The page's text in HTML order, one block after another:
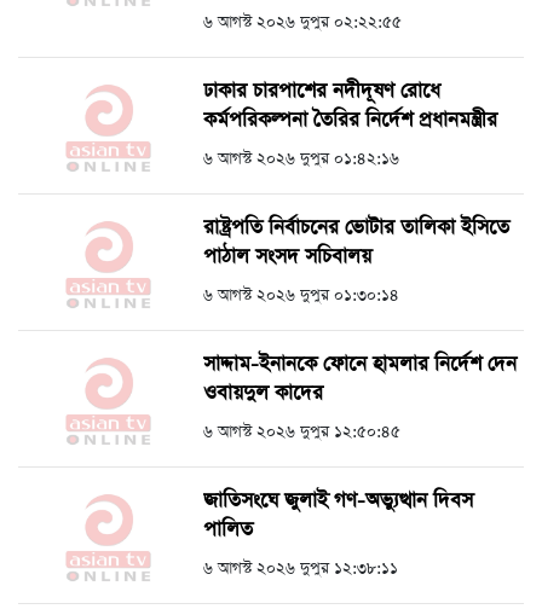
৬ আগস্ট ২০২৬ দুপুর ০২:২২:৫৫
ঢাকার চারপাশের নদীদূষণ রোধে
কর্মপরিকল্পনা তৈরির নির্দেশ প্রধানমন্ত্রীর
৬ আগস্ট ২০২৬ দুপুর ০১:৪২:১৬
রাষ্ট্রপতি নির্বাচনের ভোটার তালিকা ইসিতে
পাঠাল সংসদ সচিবালয়
৬ আগস্ট ২০২৬ দুপুর ০১:৩০:১৪
সাদ্দাম-ইনানকে ফোনে হামলার নির্দেশ দেন
ওবায়দুল কাদের
৬ আগস্ট ২০২৬ দুপুর ১২:৫০:৪৫
জাতিসংঘে জুলাই গণ-অভ্যুত্থান দিবস
পালিত
৬ আগস্ট ২০২৬ দুপুর ১২:৩৮:১১